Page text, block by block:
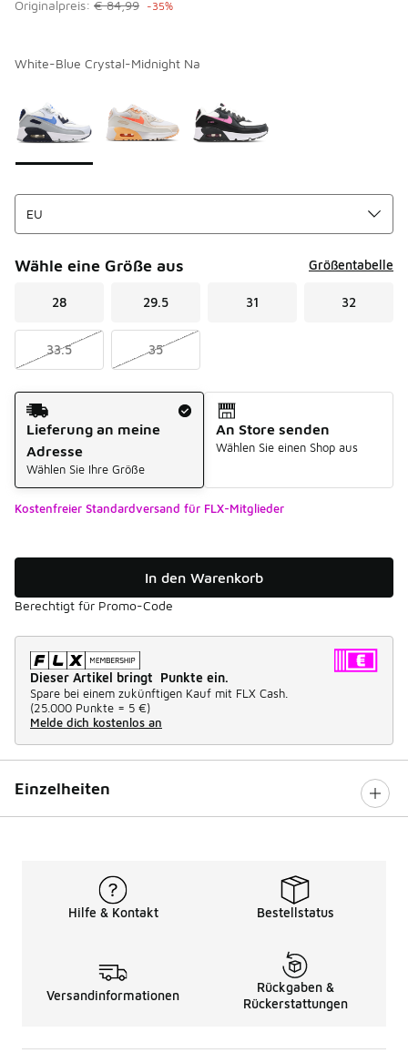
Originalpreis: € 84,99 -35%
White-Blue Crystal-Midnight Na
Wähle eine Größe aus Größentabelle
28 29.5 31 32
33.5 35
Versandart
Lieferung an meine
Adresse
Wählen Sie Ihre Größe
An Store senden
Wählen Sie einen Shop aus
Kostenfreier Standardversand für FLX-Mitglieder
In den Warenkorb
Berechtigt für Promo-Code
Dieser Artikel bringt Punkte ein.
Spare bei einem zukünftigen Kauf mit FLX Cash.
(25.000 Punkte = 5 €)
Melde dich kostenlos an
Einzelheiten
Hilfe & Kontakt Bestellstatus
Versandinformationen
Rückgaben &
Rückerstattungen